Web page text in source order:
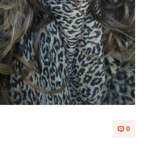
0